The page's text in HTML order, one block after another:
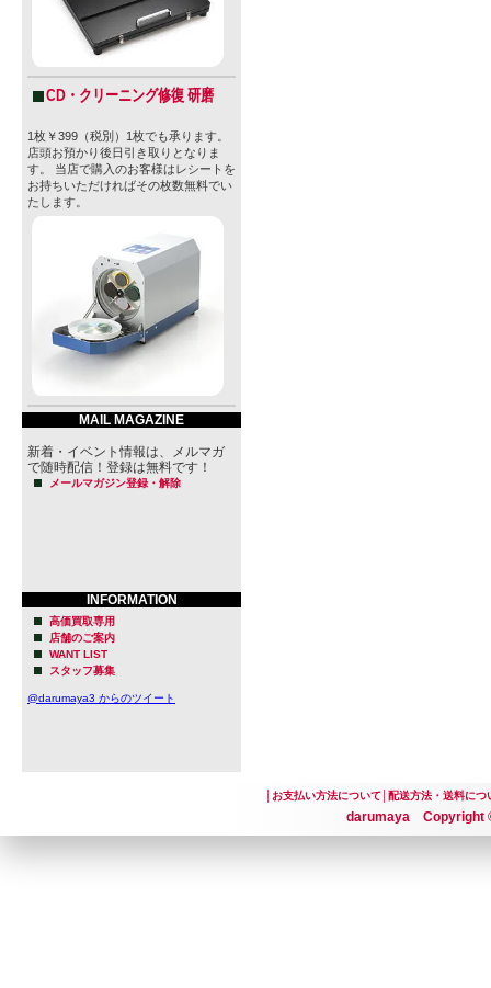
CD・クリーニング修復 研磨
1枚￥399（税別）1枚でも承ります。
店頭お預かり後日引き取りとなりま
す。 当店で購入のお客様はレシートを
お持ちいただければその枚数無料でい
たします。
MAIL MAGAZINE
新着・イベント情報は、メルマガ
で随時配信！登録は無料です！
メールマガジン登録・解除
INFORMATION
高価買取専用
店舗のご案内
WANT LIST
スタッフ募集
@darumaya3 からのツイート
お支払い方法について│ 配送方法・送料につ
darumaya Copyright